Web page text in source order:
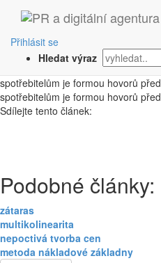
Přihlásit se
Hledat výraz
‹ Zpět
nepřímý
spotřebitelům je formou hovorů
spotřebitelům je formou hovorů
Sdílejte tento článek:
Podobné články:
zátaras
multikolinearita
nepoctivá tvorba cen
metoda nákladové základny